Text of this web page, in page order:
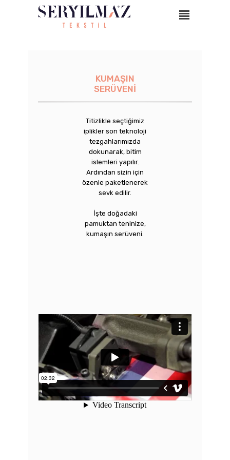
KUMAŞIN
SERÜVENİ
Titizlikle seçtiğimiz
iplikler son teknoloji
tezgahlarımızda
dokunarak, bitim
islemleri yapılır.
Ardından sizin için
özenle paketlenerek
sevk edilir.
İşte doğadaki
pamuktan teninize,
kumaşın serüveni.